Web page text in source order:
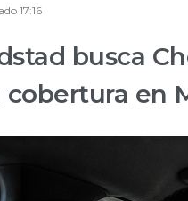
17:16
busca
cobertura en